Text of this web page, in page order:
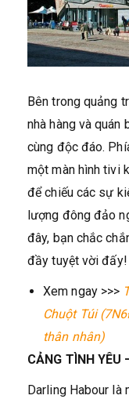
Bên trong quảng
nhà hàng và quán
cùng độc đáo.
một màn hình tivi
để chiếu các sự
lượng đông đảo
đây, bạn chắc
đầy tuyệt vời đấy!
Xem ngay >>>
Chuột Túi
thân nhân)
CẢNG TÌNH YÊU
Darling Habour